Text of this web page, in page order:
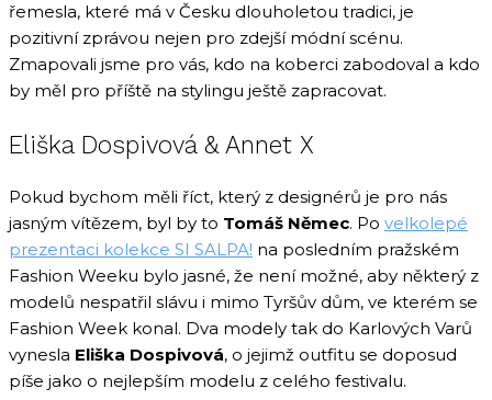
řemesla, které má v Česku dlouholetou tradici, je
pozitivní zprávou nejen pro zdejší módní scénu.
Zmapovali jsme pro vás, kdo na koberci zabodoval a kdo
by měl pro příště na stylingu ještě zapracovat.
Eliška Dospivová & Annet X
Pokud bychom měli říct, který z designérů je pro nás
jasným vítězem, byl by to Tomáš Němec. Po velkolepé
prezentaci kolekce SI SALPA! na posledním pražském
Fashion Weeku bylo jasné, že není možné, aby některý z
modelů nespatřil slávu i mimo Tyršův dům, ve kterém se
Fashion Week konal. Dva modely tak do Karlových Varů
vynesla Eliška Dospivová, o jejimž outfitu se doposud
píše jako o nejlepším modelu z celého festivalu.